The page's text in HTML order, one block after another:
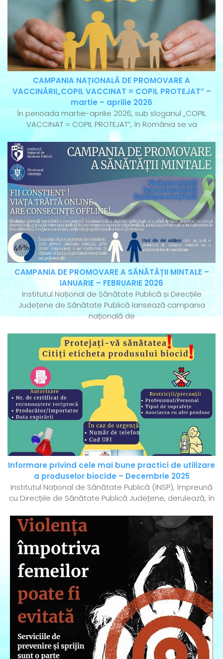
CAMPANIA NAȚIONALĂ DE PROMOVARE A
VACCINĂRII„COPIL VACCINAT = COPIL PROTEJAT” –
martie – aprilie 2026
În perioada martie-aprilie 2026, sub sloganul „COPIL
VACCINAT = COPIL PROTEJAT”, în România se va
CAMPANIA DE PROMOVARE A SĂNĂTĂȚII MINTALE –
IANUARIE – FEBRUARIE 2026
Institutul Național de Sănătate Publică și Direcțiile
Județene de Sănătate Publică lansează campania
națională de
Informare privind cele mai bune practici de utilizare
a produselor biocide – Decembrie 2025
Institutul Național de Sănătate Publică (INSP), împreună
cu Direcțiile de Sănătate Publică Județene, derulează, în